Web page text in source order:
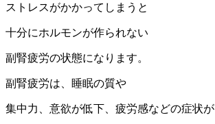
ストレスがかかってしまうと
十分にホルモンが作られない
副腎疲労の状態になります。
副腎疲労は、睡眠の質や
集中力、意欲が低下、疲労感などの症状が